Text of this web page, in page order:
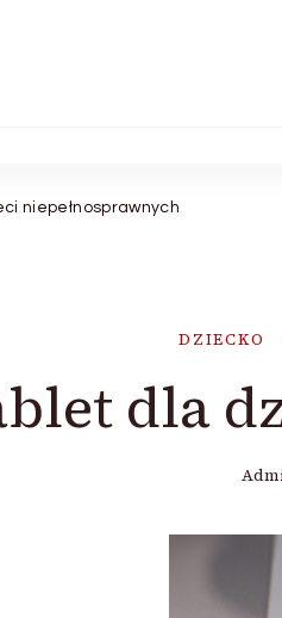
niepełnosprawnych
DZIECKO
dla